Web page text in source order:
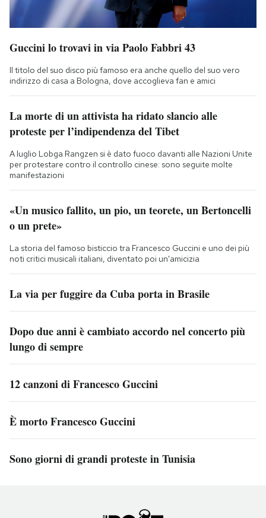
Guccini lo trovavi in via Paolo Fabbri 43
Il titolo del suo disco più famoso era anche quello del suo vero
indirizzo di casa a Bologna, dove accoglieva fan e amici
La morte di un attivista ha ridato slancio alle
proteste per l’indipendenza del Tibet
A luglio Lobga Rangzen si è dato fuoco davanti alle Nazioni Unite
per protestare contro il controllo cinese: sono seguite molte
manifestazioni
«Un musico fallito, un pio, un teorete, un Bertoncelli
o un prete»
La storia del famoso bisticcio tra Francesco Guccini e uno dei più
noti critici musicali italiani, diventato poi un'amicizia
La via per fuggire da Cuba porta in Brasile
Dopo due anni è cambiato accordo nel concerto più
lungo di sempre
12 canzoni di Francesco Guccini
È morto Francesco Guccini
Sono giorni di grandi proteste in Tunisia